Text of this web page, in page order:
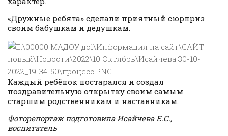
«Дружные ребята» сделали приятный сюрприз
своим бабушкам и дедушкам.
Каждый ребёнок постарался и создал
поздравительную открытку своим самым
старшим родственникам и наставникам.
Фоторепортаж подготовила Исайчева Е.С.,
воспитатель